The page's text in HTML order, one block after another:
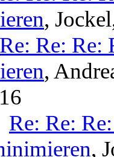
,
Re: Re: Re:
,
Re: Re:
,